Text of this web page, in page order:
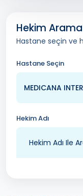
Hekim Arama
Hastane seçin ve
Hastane Seçin
MEDICANA
Hekim Adı